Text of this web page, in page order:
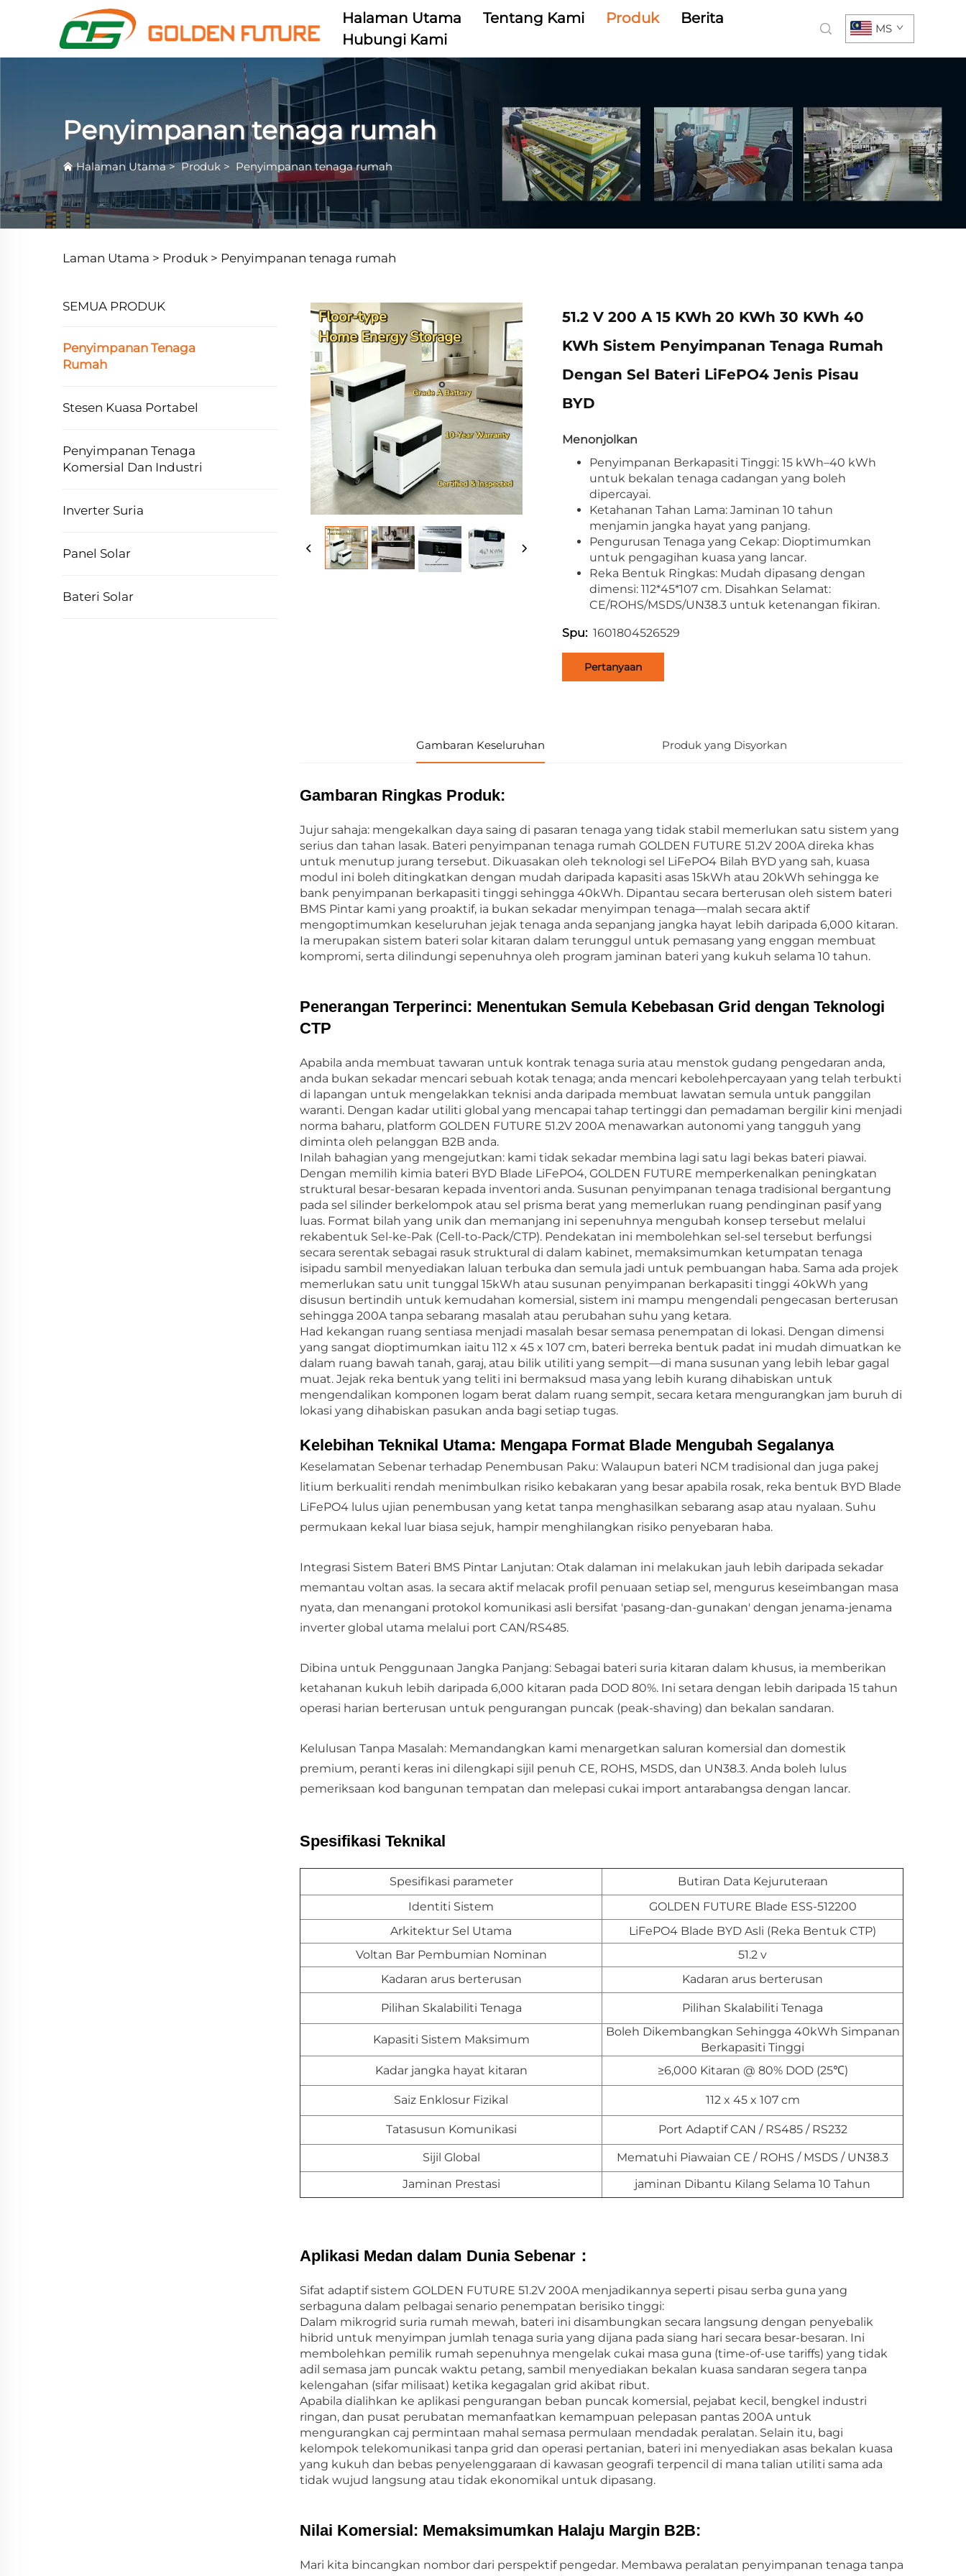
Halaman Utama Tentang Kami Produk
Berita
Hubungi Kami
MS
Penyimpanan tenaga rumah
Halaman Utama>Produk > Penyimpanan tenaga rumah
Laman Utama > Produk > Penyimpanan tenaga rumah
SEMUA PRODUK
Penyimpanan Tenaga
Rumah
Stesen Kuasa Portabel
Penyimpanan Tenaga
Komersial Dan Industri
Inverter Suria
Panel Solar
Bateri Solar
51.2 V 200 A 15 KWh 20 KWh 30 KWh 40
KWh Sistem Penyimpanan Tenaga Rumah
Dengan Sel Bateri LiFePO4 Jenis Pisau
BYD
Menonjolkan
Penyimpanan Berkapasiti Tinggi: 15 kWh–40 kWh
untuk bekalan tenaga cadangan yang boleh
dipercayai.
Ketahanan Tahan Lama: Jaminan 10 tahun
menjamin jangka hayat yang panjang.
Pengurusan Tenaga yang Cekap: Dioptimumkan
untuk pengagihan kuasa yang lancar.
Reka Bentuk Ringkas: Mudah dipasang dengan
dimensi: 112*45*107 cm. Disahkan Selamat:
CE/ROHS/MSDS/UN38.3 untuk ketenangan fikiran.
Spu: 1601804526529
Pertanyaan
Gambaran Keseluruhan Produk yang Disyorkan
Gambaran Ringkas Produk:
Jujur sahaja: mengekalkan daya saing di pasaran tenaga yang tidak stabil memerlukan satu sistem yang
serius dan tahan lasak. Bateri penyimpanan tenaga rumah GOLDEN FUTURE 51.2V 200A direka khas
untuk menutup jurang tersebut. Dikuasakan oleh teknologi sel LiFePO4 Bilah BYD yang sah, kuasa
modul ini boleh ditingkatkan dengan mudah daripada kapasiti asas 15kWh atau 20kWh sehingga ke
bank penyimpanan berkapasiti tinggi sehingga 40kWh. Dipantau secara berterusan oleh sistem bateri
BMS Pintar kami yang proaktif, ia bukan sekadar menyimpan tenaga—malah secara aktif
mengoptimumkan keseluruhan jejak tenaga anda sepanjang jangka hayat lebih daripada 6,000 kitaran.
Ia merupakan sistem bateri solar kitaran dalam terunggul untuk pemasang yang enggan membuat
kompromi, serta dilindungi sepenuhnya oleh program jaminan bateri yang kukuh selama 10 tahun.
Penerangan Terperinci: Menentukan Semula Kebebasan Grid dengan Teknologi
CTP
Apabila anda membuat tawaran untuk kontrak tenaga suria atau menstok gudang pengedaran anda,
anda bukan sekadar mencari sebuah kotak tenaga; anda mencari kebolehpercayaan yang telah terbukti
di lapangan untuk mengelakkan teknisi anda daripada membuat lawatan semula untuk panggilan
waranti. Dengan kadar utiliti global yang mencapai tahap tertinggi dan pemadaman bergilir kini menjadi
norma baharu, platform GOLDEN FUTURE 51.2V 200A menawarkan autonomi yang tangguh yang
diminta oleh pelanggan B2B anda.
Inilah bahagian yang mengejutkan: kami tidak sekadar membina lagi satu lagi bekas bateri piawai.
Dengan memilih kimia bateri BYD Blade LiFePO4, GOLDEN FUTURE memperkenalkan peningkatan
struktural besar-besaran kepada inventori anda. Susunan penyimpanan tenaga tradisional bergantung
pada sel silinder berkelompok atau sel prisma berat yang memerlukan ruang pendinginan pasif yang
luas. Format bilah yang unik dan memanjang ini sepenuhnya mengubah konsep tersebut melalui
rekabentuk Sel-ke-Pak (Cell-to-Pack/CTP). Pendekatan ini membolehkan sel-sel tersebut berfungsi
secara serentak sebagai rasuk struktural di dalam kabinet, memaksimumkan ketumpatan tenaga
isipadu sambil menyediakan laluan terbuka dan semula jadi untuk pembuangan haba. Sama ada projek
memerlukan satu unit tunggal 15kWh atau susunan penyimpanan berkapasiti tinggi 40kWh yang
disusun bertindih untuk kemudahan komersial, sistem ini mampu mengendali pengecasan berterusan
sehingga 200A tanpa sebarang masalah atau perubahan suhu yang ketara.
Had kekangan ruang sentiasa menjadi masalah besar semasa penempatan di lokasi. Dengan dimensi
yang sangat dioptimumkan iaitu 112 x 45 x 107 cm, bateri berreka bentuk padat ini mudah dimuatkan ke
dalam ruang bawah tanah, garaj, atau bilik utiliti yang sempit—di mana susunan yang lebih lebar gagal
muat. Jejak reka bentuk yang teliti ini bermaksud masa yang lebih kurang dihabiskan untuk
mengendalikan komponen logam berat dalam ruang sempit, secara ketara mengurangkan jam buruh di
lokasi yang dihabiskan pasukan anda bagi setiap tugas.
Kelebihan Teknikal Utama: Mengapa Format Blade Mengubah Segalanya
Keselamatan Sebenar terhadap Penembusan Paku: Walaupun bateri NCM tradisional dan juga pakej
litium berkualiti rendah menimbulkan risiko kebakaran yang besar apabila rosak, reka bentuk BYD Blade
LiFePO4 lulus ujian penembusan yang ketat tanpa menghasilkan sebarang asap atau nyalaan. Suhu
permukaan kekal luar biasa sejuk, hampir menghilangkan risiko penyebaran haba.
Integrasi Sistem Bateri BMS Pintar Lanjutan: Otak dalaman ini melakukan jauh lebih daripada sekadar
memantau voltan asas. Ia secara aktif melacak profil penuaan setiap sel, mengurus keseimbangan masa
nyata, dan menangani protokol komunikasi asli bersifat 'pasang-dan-gunakan' dengan jenama-jenama
inverter global utama melalui port CAN/RS485.
Dibina untuk Penggunaan Jangka Panjang: Sebagai bateri suria kitaran dalam khusus, ia memberikan
ketahanan kukuh lebih daripada 6,000 kitaran pada DOD 80%. Ini setara dengan lebih daripada 15 tahun
operasi harian berterusan untuk pengurangan puncak (peak-shaving) dan bekalan sandaran.
Kelulusan Tanpa Masalah: Memandangkan kami menargetkan saluran komersial dan domestik
premium, peranti keras ini dilengkapi sijil penuh CE, ROHS, MSDS, dan UN38.3. Anda boleh lulus
pemeriksaan kod bangunan tempatan dan melepasi cukai import antarabangsa dengan lancar.
Spesifikasi Teknikal
Spesifikasi parameter
Butiran Data Kejuruteraan
Identiti Sistem
GOLDEN FUTURE Blade ESS-512200
Arkitektur Sel Utama
LiFePO4 Blade BYD Asli (Reka Bentuk CTP)
Voltan Bar Pembumian Nominan
51.2 v
Kadaran arus berterusan
Kadaran arus berterusan
Pilihan Skalabiliti Tenaga Pilihan Skalabiliti Tenaga
Kapasiti Sistem Maksimum
Boleh Dikembangkan Sehingga 40kWh Simpanan
Berkapasiti Tinggi
Kadar jangka hayat kitaran
≥6,000 Kitaran @ 80% DOD (25℃)
Saiz Enklosur Fizikal 112 x 45 x 107 cm
Tatasusun Komunikasi Port Adaptif CAN / RS485 / RS232
Sijil Global
Mematuhi Piawaian CE / ROHS / MSDS / UN38.3
Jaminan Prestasi
jaminan Dibantu Kilang Selama 10 Tahun
Aplikasi Medan dalam Dunia Sebenar：
Sifat adaptif sistem GOLDEN FUTURE 51.2V 200A menjadikannya seperti pisau serba guna yang
serbaguna dalam pelbagai senario penempatan berisiko tinggi:
Dalam mikrogrid suria rumah mewah, bateri ini disambungkan secara langsung dengan penyebalik
hibrid untuk menyimpan jumlah tenaga suria yang dijana pada siang hari secara besar-besaran. Ini
membolehkan pemilik rumah sepenuhnya mengelak cukai masa guna (time-of-use tariffs) yang tidak
adil semasa jam puncak waktu petang, sambil menyediakan bekalan kuasa sandaran segera tanpa
kelengahan (sifar milisaat) ketika kegagalan grid akibat ribut.
Apabila dialihkan ke aplikasi pengurangan beban puncak komersial, pejabat kecil, bengkel industri
ringan, dan pusat perubatan memanfaatkan kemampuan pelepasan pantas 200A untuk
mengurangkan caj permintaan mahal semasa permulaan mendadak peralatan. Selain itu, bagi
kelompok telekomunikasi tanpa grid dan operasi pertanian, bateri ini menyediakan asas bekalan kuasa
yang kukuh dan bebas penyelenggaraan di kawasan geografi terpencil di mana talian utiliti sama ada
tidak wujud langsung atau tidak ekonomikal untuk dipasang.
Nilai Komersial: Memaksimumkan Halaju Margin B2B:
Mari kita bincangkan nombor dari perspektif pengedar. Membawa peralatan penyimpanan tenaga tanpa